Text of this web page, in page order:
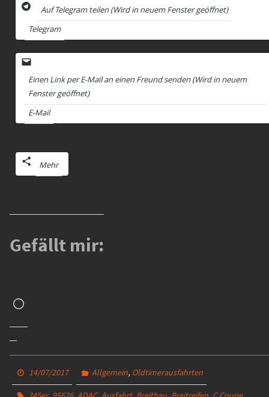
Auf Telegram teilen (Wird in neuem Fenster geöffnet)
Telegram
Einen Link per E-Mail an einen Freund senden (Wird in neuem
Fenster geöffnet)
E-Mail
Mehr
Gefällt mir:
geladen …
14/07/2017 Allgemein, Oldtimerausfahrten
, , , , , , ,